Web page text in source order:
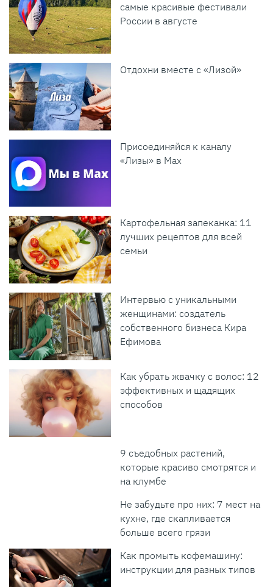
самые красивые фестивали
России в августе
Отдохни вместе с «Лизой»
Присоединяйся к каналу
«Лизы» в Max
Картофельная запеканка: 11
лучших рецептов для всей
семьи
Интервью с уникальными
женщинами: создатель
собственного бизнеса Кира
Ефимова
Как убрать жвачку с волос: 12
эффективных и щадящих
способов
9 съедобных растений,
которые красиво смотрятся и
на клумбе
Не забудьте про них: 7 мест на
кухне, где скапливается
больше всего грязи
Как промыть кофемашину:
инструкции для разных типов